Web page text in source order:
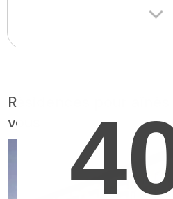
Résidences pour aînés
vous